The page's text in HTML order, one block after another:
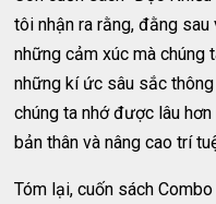
tôi nhận ra rằng, đằng
những cảm xúc mà chúng
những kí ức sâu sắc
chúng ta nhớ được lâu
bản thân và nâng cao trí
Tóm lại, cuốn sách